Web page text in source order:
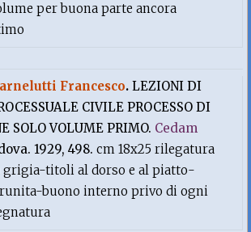
per buona parte ancora
Francesco.LEZIONI DI
CIVILE PROCESSO DI
SOLO VOLUME PRIMO. Cedam
1929, 498.cm 18x25 rilegatura
grigia-titoli al dorso e al piatto-
buono interno privo di ogni